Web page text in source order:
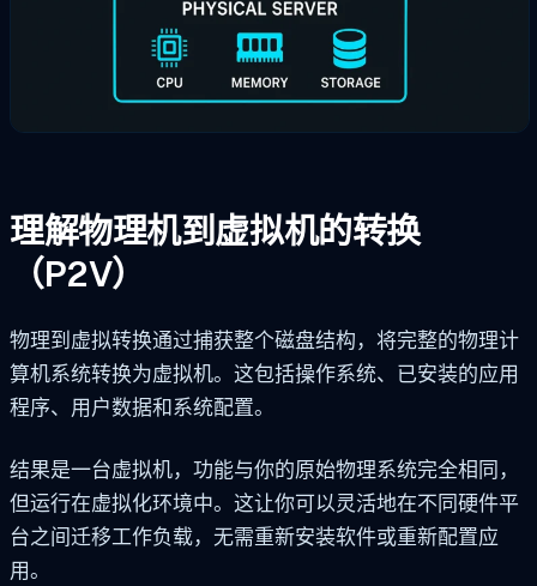
理解物理机到虚拟机的转换
（P2V）
物理到虚拟转换通过捕获整个磁盘结构，将完整的物理计
算机系统转换为虚拟机。这包括操作系统、已安装的应用
程序、用户数据和系统配置。
结果是一台虚拟机，功能与你的原始物理系统完全相同，
但运行在虚拟化环境中。这让你可以灵活地在不同硬件平
台之间迁移工作负载，无需重新安装软件或重新配置应
用。